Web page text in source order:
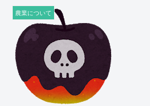
農業について